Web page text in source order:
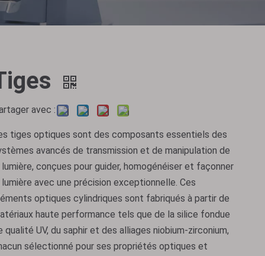
avec :
tiges optiques sont des composants essentiels des
avancés de transmission et de manipulation de
lumière, conçues pour guider, homogénéiser et façonner
lumière avec une précision exceptionnelle. Ces
optiques cylindriques sont fabriqués à partir de
haute performance tels que de la silice fondue
qualité UV, du saphir et des alliages niobium-zirconium,
sélectionné pour ses propriétés optiques et